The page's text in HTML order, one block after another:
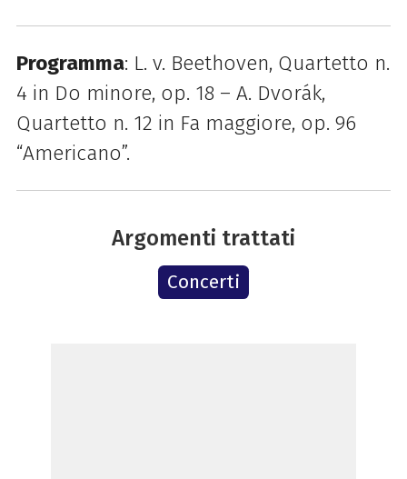
Programma: L. v. Beethoven, Quartetto n.
4 in Do minore, op. 18 – A. Dvorák,
Quartetto n. 12 in Fa maggiore, op. 96
“Americano”.
Argomenti trattati
Concerti